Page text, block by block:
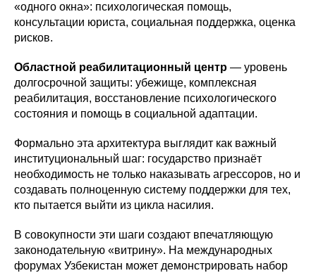
«одного окна»: психологическая помощь,
консультации юриста, социальная поддержка, оценка
рисков.
Областной реабилитационный центр — уровень
долгосрочной защиты: убежище, комплексная
реабилитация, восстановление психологического
состояния и помощь в социальной адаптации.
Формально эта архитектура выглядит как важный
институциональный шаг: государство признаёт
необходимость не только наказывать агрессоров, но и
создавать полноценную систему поддержки для тех,
кто пытается выйти из цикла насилия.
В совокупности эти шаги создают впечатляющую
законодательную «витрину». На международных
форумах Узбекистан может демонстрировать набор